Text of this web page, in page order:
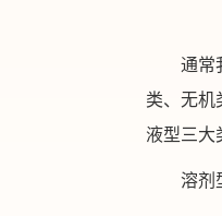
通常
类、无机
液型三大
溶剂